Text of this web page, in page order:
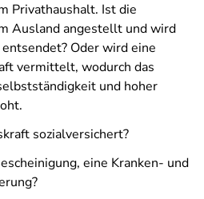
Privathaushalt. Ist die
Ausland angestellt und wird
Oder wird eine
vermittelt, wodurch das
und hoher
sozialversichert?
eine Kranken- und